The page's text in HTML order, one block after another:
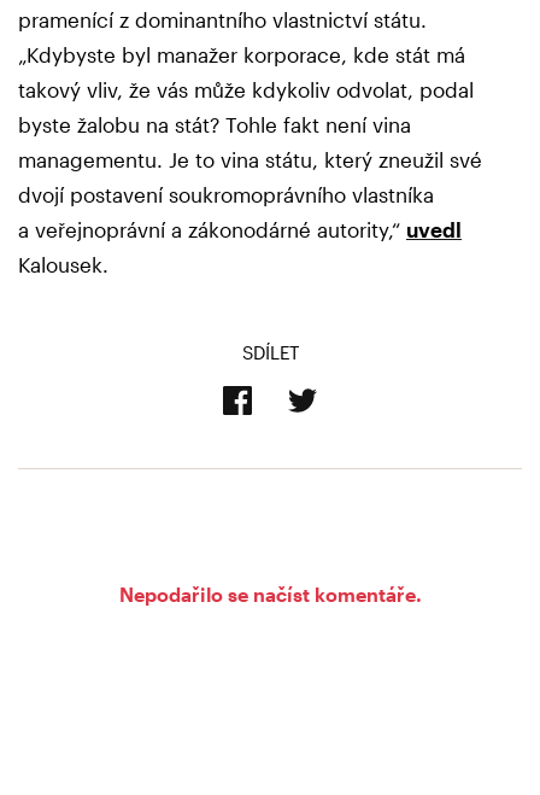
pramenící z dominantního vlastnictví státu.
„Kdybyste byl manažer korporace, kde stát má
takový vliv, že vás může kdykoliv odvolat, podal
byste žalobu na stát? Tohle fakt není vina
managementu. Je to vina státu, který zneužil své
dvojí postavení soukromoprávního vlastníka
a veřejnoprávní a zákonodárné autority,“ uvedl
Kalousek.
SDÍLET
Nepodařilo se načíst komentáře.